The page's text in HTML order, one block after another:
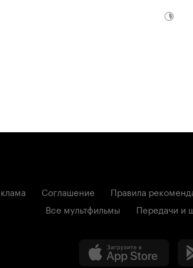
Соглашение Правила
Все мультфильмы
Передачи и